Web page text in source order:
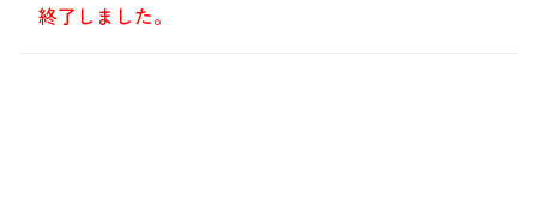
終了しました。